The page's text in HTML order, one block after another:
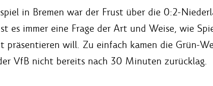
in Bremen war der Frust über die 0:2-
es immer eine Frage der Art und Weise, wie
will. Zu einfach kamen die Grün-
VfB nicht bereits nach 30 Minuten zurücklag.